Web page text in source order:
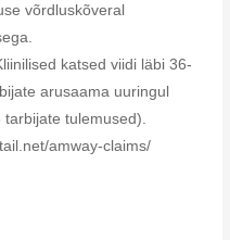
võrdluskõveral
katsed viidi läbi 36-
arusaama uuringul
tulemused).
amway-claims/